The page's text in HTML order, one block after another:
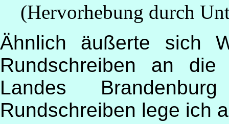
(Hervorhebung durch
Ähnlich äußerte sich
Rundschreiben an die
Landes
Rundschreiben lege ich